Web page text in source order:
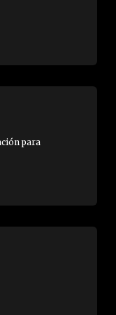
para